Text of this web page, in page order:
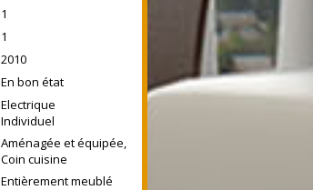
1
1
2010
En bon état
Electrique
Individuel
Aménagée et équipée,
Coin cuisine
Entièrement meublé